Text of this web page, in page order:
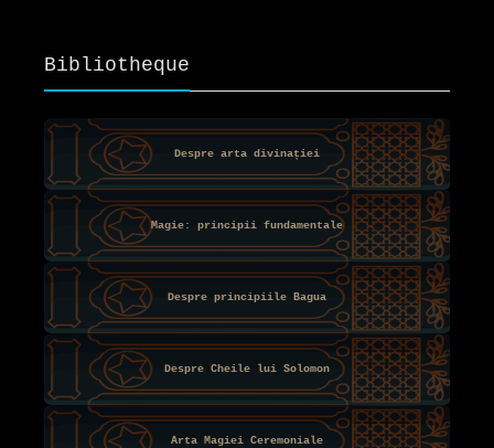
Bibliotheque
Despre arta divinației
Magie: principii fundamentale
Despre principiile Bagua
Despre Cheile lui Solomon
Arta Magiei Ceremoniale